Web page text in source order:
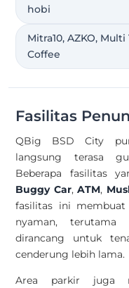
hobi
Mitra10, AZKO,
Coffee
Fasilitas
QBig BSD City
langsung terasa
Beberapa fasilitas
Buggy Car,ATM,
fasilitas ini
nyaman, terutama
dirancang untuk
cenderung lebih lama.
Area parkir juga